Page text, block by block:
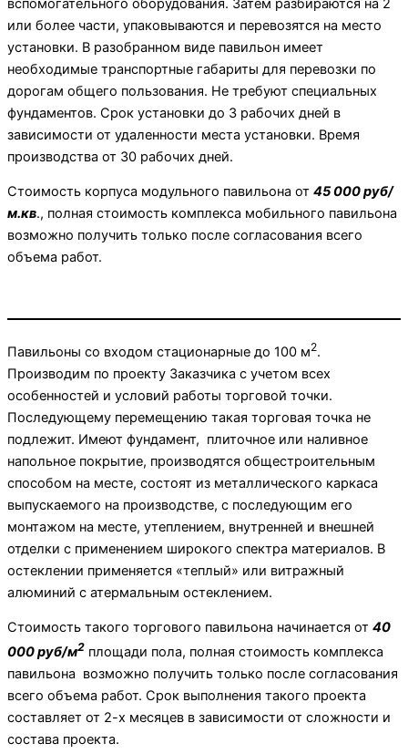
вспомогательного оборудования. Затем разбираются на 2
или более части, упаковываются и перевозятся на место
установки. В разобранном виде павильон имеет
необходимые транспортные габариты для перевозки по
дорогам общего пользования. Не требуют специальных
фундаментов. Срок установки до 3 рабочих дней в
зависимости от удаленности места установки. Время
производства от 30 рабочих дней.
Стоимость корпуса модульного павильона от 45 000 руб/
м.кв., полная стоимость комплекса мобильного павильона
возможно получить только после согласования всего
объема работ.
Павильоны со входом стационарные до 100 м2.
Производим по проекту Заказчика с учетом всех
особенностей и условий работы торговой точки.
Последующему перемещению такая торговая точка не
подлежит. Имеют фундамент, плиточное или наливное
напольное покрытие, производятся общестроительным
способом на месте, состоят из металлического каркаса
выпускаемого на производстве, с последующим его
монтажом на месте, утеплением, внутренней и внешней
отделки с применением широкого спектра материалов. В
остеклении применяется «теплый» или витражный
алюминий с атермальным остеклением.
Стоимость такого торгового павильона начинается от 40
000 руб/м2 площади пола, полная стоимость комплекса
павильона возможно получить только после согласования
всего объема работ. Срок выполнения такого проекта
составляет от 2-х месяцев в зависимости от сложности и
состава проекта.